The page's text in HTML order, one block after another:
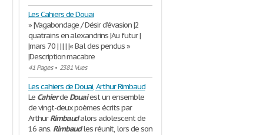
Les Cahiers de Douai
» |Vagabondage / Désir d’évasion |2
quatrains en alexandrins |Au futur |
|mars 70 | | | | |« Bal des pendus »
|Description macabre
41 Pages• 2381 Vues
Les cahiers de Douai, Arthur Rimbaud
Le Cahierde Douaiest un ensemble
de vingt-deux poèmes écrits par
ArthurRimbaudalors adolescent de
16 ans. Rimbaudles réunit, lors de son